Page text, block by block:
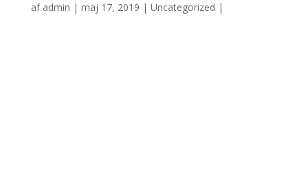
af admin | maj 17, 2019 | Uncategorized |